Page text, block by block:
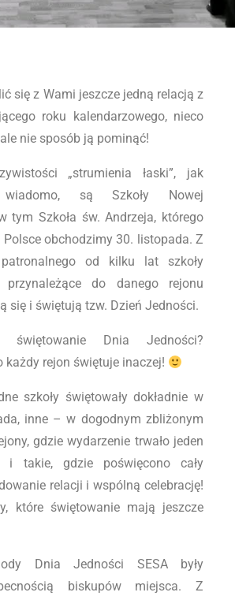
się z Wami jeszcze jedną relacją z
roku kalendarzowego, nieco
nie sposób ją pominąć!
„strumienia łaski”, jak
wiadomo, są Szkoły Nowej
tym Szkoła św. Andrzeja, którego
obchodzimy 30. listopada. Z
od kilku lat szkoły
przynależące do danego rejonu
się i świętują tzw. Dzień Jedności.
Dnia Jedności?
każdy rejon świętuje inaczej!
szkoły świętowały dokładnie w
inne – w dogodnym zbliżonym
gdzie wydarzenie trwało jeden
takie, gdzie poświęcono cały
relacji i wspólną celebrację!
które świętowanie mają jeszcze
Dnia Jedności SESA były
biskupów miejsca. Z